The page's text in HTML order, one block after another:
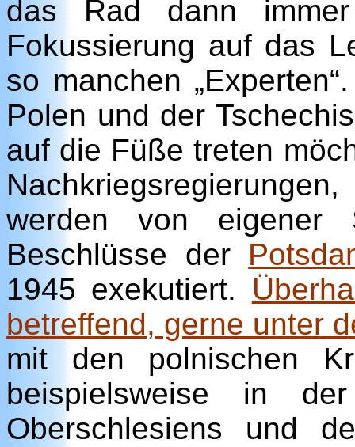
das Rad dann
Fokussierung auf das
so manchen
Polen und der
auf die Füße treten
werden von
Beschlüsse der
1945 exekutiert.
betreffend, gerne unter
mit den polnischen
beispielsweise in
Oberschlesiens und